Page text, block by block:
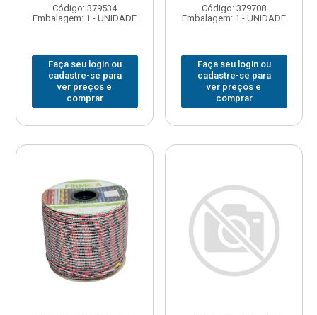
Código: 379534
Embalagem: 1 - UNIDADE
Faça seu login ou
cadastre-se para
ver preços e
comprar
Código: 379708
Embalagem: 1 - UNIDADE
Faça seu login ou
cadastre-se para
ver preços e
comprar